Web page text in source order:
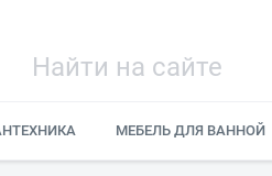
МЕБЕЛЬ ДЛЯ ВАННОЙ